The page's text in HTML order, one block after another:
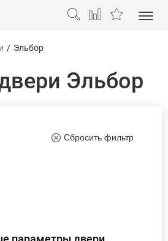
/ Эльбор
Эльбор
Сбросить фильтр